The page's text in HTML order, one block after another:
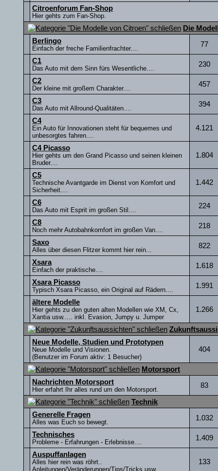
Citroenforum Fan-Shop
Hier gehts zum Fan-Shop.
Die
Berlingo
Einfach der freche Familienfrachter....
77
C1
Das Auto mit dem Sinn fürs Wesentliche....
230
C2
Der kleine mit großem Charakter....
457
C3
Das Auto mit Allround-Qualitäten....
394
C4
Ein Auto für Innovationen steht für bequemes und
unbesorgtes fahren....
4.121
C4 Picasso
Hier gehts um den Grand Picasso und seinen kleinen
Bruder....
1.804
C5
Technische Avantgarde im Dienst von Komfort und
Sicherheit....
1.442
C6
Das Auto mit Esprit im großen Stil....
224
C8
Noch mehr Autobahnkomfort im großen Van....
218
Saxo
Alles über diesen Flitzer kommt hier rein...
822
Xsara
Einfach der praktische....
1.618
Xsara Picasso
Typisch Xsara Picasso, ein Original auf Rädern....
1.991
ältere Modelle
Hier gehts zu den guten alten Modellen wie XM, Cx,
Xantia usw..... inkl. Evasion, Jumpy u. Jumper
1.266
Neue Modelle, Studien und Prototypen
Neue Modelle und Visionen.
(Benutzer im Forum aktiv: 1 Besucher)
404
Motorsport
Nachrichten Motorsport
Hier erfahrt Ihr alles rund um den Motorsport.
83
Technik
Generelle Fragen
Alles was Euch so bewegt.
1.032
Technisches
Probleme - Erfahrungen - Erlebnisse....
1.409
Auspuffanlagen
Alles hier rein was röhrt..
Anleitungen/Veränderungen/Tips/Tricks usw.
133